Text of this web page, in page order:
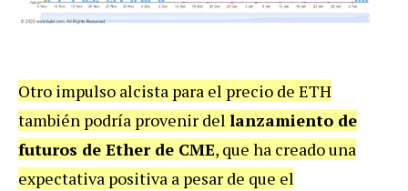
Otro impulso alcista para el precio de ETH
también podría provenir del lanzamiento de
futuros de Ether de CME, que ha creado una
expectativa positiva a pesar de que el